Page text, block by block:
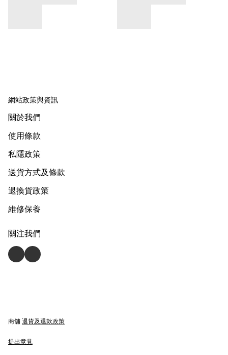
網站政策與資訊
關於我們
使用條款
私隱政策
送貨方式及條款
退換貨政策
維修保養
關注我們
商舖 退貨及退款政策
提出意見